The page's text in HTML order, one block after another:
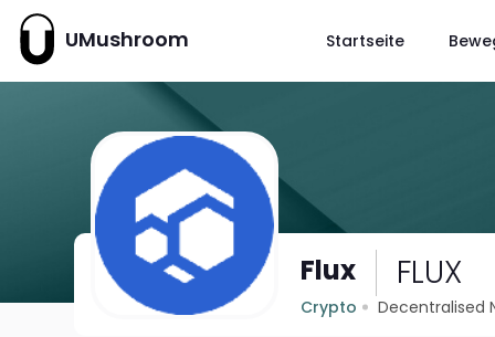
UMushroom Startseite
Flux FLUX
Crypto Decentralised